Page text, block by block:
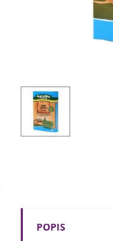
oleracea
POPIS